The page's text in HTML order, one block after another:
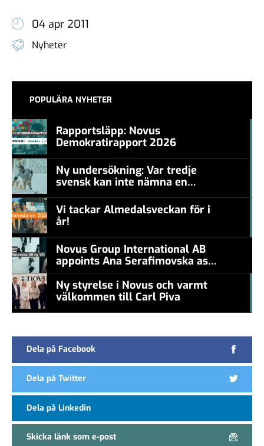
04 apr 2011
Nyheter
POPULÄRA NYHETER
Rapportsläpp: Novus
Demokratirapport 2026
Ny undersökning: Var tredje
svensk kan inte nämna en
levande konstnär
Vi tackar Almedalsveckan för i
år!
Novus Group International AB
appoints Ana Serafimovska as
new CEO
Ny styrelse i Novus och varmt
välkommen till Carl Piva
Dela på Facebook
Dela på Twitter
Dela på Linkedin
Skicka länk som e-post